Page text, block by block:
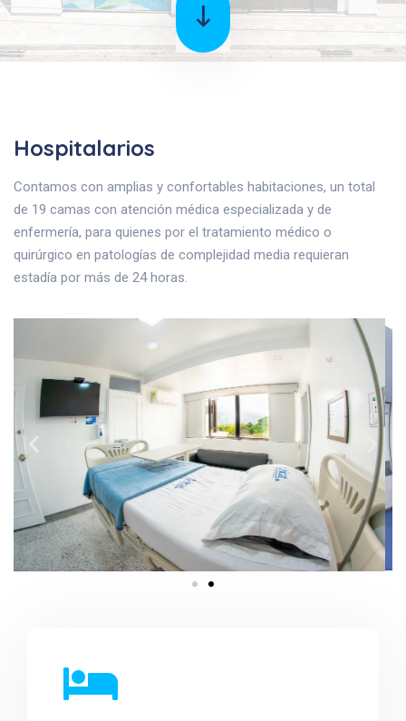
Hospitalarios
Contamos con amplias y confortables habitaciones, un total
de 19 camas con atención médica especializada y de
enfermería, para quienes por el tratamiento médico o
quirúrgico en patologías de complejidad media requieran
estadía por más de 24 horas.